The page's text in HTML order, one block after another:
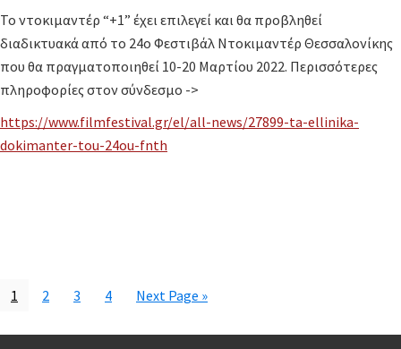
Το ντοκιμαντέρ “+1” έχει επιλεγεί και θα προβληθεί
διαδικτυακά από το 24ο Φεστιβάλ Ντοκιμαντέρ Θεσσαλονίκης
που θα πραγματοποιηθεί 10-20 Μαρτίου 2022. Περισσότερες
πληροφορίες στον σύνδεσμο ->
https://www.filmfestival.gr/el/all-news/27899-ta-ellinika-
dokimanter-tou-24ou-fnth
1 2 3 4 Next Page »